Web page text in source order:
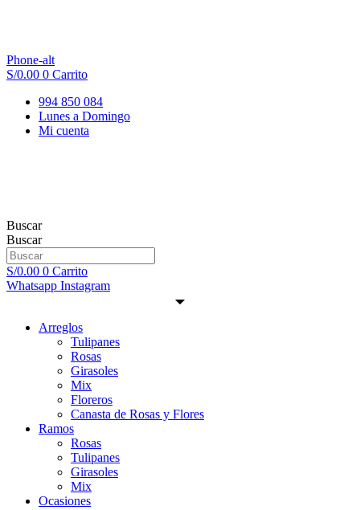
Phone-alt
S/0.00 0 Carrito
994 850 084
Lunes a Domingo
Mi cuenta
Buscar
Buscar
S/0.00 0 Carrito
Whatsapp Instagram
Arreglos
Tulipanes
Rosas
Girasoles
Mix
Floreros
Canasta de Rosas y Flores
Ramos
Rosas
Tulipanes
Girasoles
Mix
Ocasiones